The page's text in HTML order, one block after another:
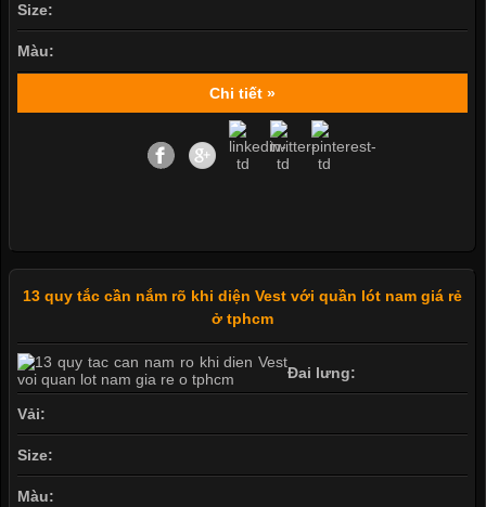
Size:
Màu:
Chi tiết »
13 quy tắc cần nắm rõ khi diện Vest với quần lót nam giá rẻ
ở tphcm
Đai lưng:
Vải:
Size:
Màu: